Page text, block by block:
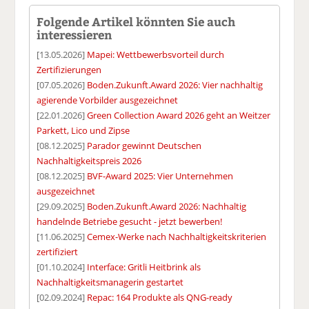
Folgende Artikel könnten Sie auch
interessieren
[13.05.2026] Mapei: Wettbewerbsvorteil durch
Zertifizierungen
[07.05.2026] Boden.Zukunft.Award 2026: Vier nachhaltig
agierende Vorbilder ausgezeichnet
[22.01.2026]Green Collection Award 2026 geht an Weitzer
Parkett, Lico und Zipse
[08.12.2025] Parador gewinnt Deutschen
Nachhaltigkeitspreis 2026
[08.12.2025] BVF-Award 2025: Vier Unternehmen
ausgezeichnet
[29.09.2025] Boden.Zukunft.Award 2026: Nachhaltig
handelnde Betriebe gesucht - jetzt bewerben!
[11.06.2025]Cemex-Werke nach Nachhaltigkeitskriterien
zertifiziert
[01.10.2024] Interface: Gritli Heitbrink als
Nachhaltigkeitsmanagerin gestartet
[02.09.2024] Repac: 164 Produkte als QNG-ready